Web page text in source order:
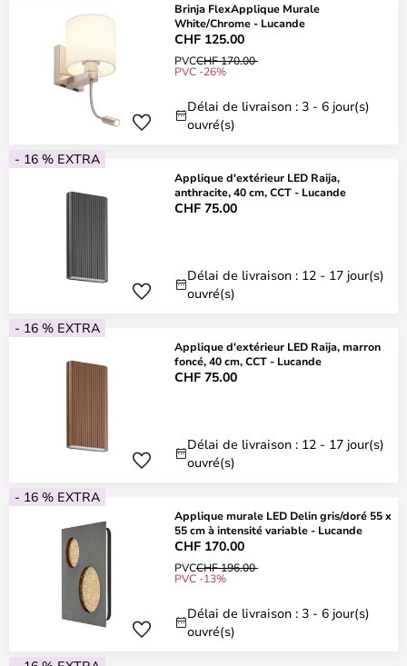
Brinja FlexApplique Murale
White/Chrome - Lucande
CHF 125.00
PVCCHF 170.00
PVC -26%
Délai de livraison : 3 - 6 jour(s)
ouvré(s)
- 16 % EXTRA
Applique d'extérieur LED Raija,
anthracite, 40 cm, CCT - Lucande
CHF 75.00
Délai de livraison : 12 - 17 jour(s)
ouvré(s)
- 16 % EXTRA
Applique d'extérieur LED Raija, marron
foncé, 40 cm, CCT - Lucande
CHF 75.00
Délai de livraison : 12 - 17 jour(s)
ouvré(s)
- 16 % EXTRA
Applique murale LED Delin gris/doré 55 x
55 cm à intensité variable - Lucande
CHF 170.00
PVCCHF 196.00
PVC -13%
Délai de livraison : 3 - 6 jour(s)
ouvré(s)